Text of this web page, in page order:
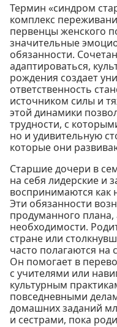
Термин «синдром
комплекс
первенцы женского
значительные
обязанности.
адаптироваться,
рождения создает
ответственность
источником силы и
этой динамики
трудности, с
но и удивительную
которые они
Старшие дочери в
на себя лидерские и
воспринимаются как
Эти обязанности
продуманного
необходимости.
стране или
часто полагаются на
Он помогает в
с учителями или
культурным
повседневными
домашних заданий
и сестрами, пока